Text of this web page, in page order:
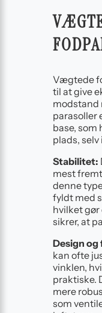
Vægtede
til at give
modstand
parasoller
base, som
plads,
Stabilitet:
mest
denne
fyldt med
hvilket gør
sikrer, at
Design
kan ofte
vinklen,
praktiske.
mere
som